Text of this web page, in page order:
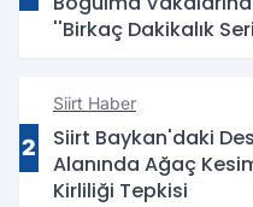
''Birkaç Dakikalık
2
Siirt Haber
Siirt Baykan'daki
Alanında Ağaç
Kirliliği Tepkisi